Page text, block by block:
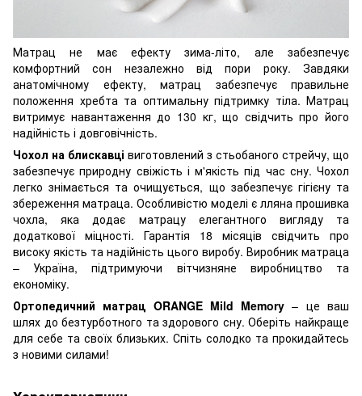
Матрац не має ефекту зима-літо, але забезпечує
комфортний сон незалежно від пори року. Завдяки
анатомічному ефекту, матрац забезпечує правильне
положення хребта та оптимальну підтримку тіла. Матрац
витримує навантаження до 130 кг, що свідчить про його
надійність і довговічність.
Чохол на блискавці виготовлений з стьобаного стрейчу, що
забезпечує природну свіжість і м'якість під час сну. Чохол
легко знімається та очищується, що забезпечує гігієну та
збереження матраца. Особливістю моделі є лляна прошивка
чохла, яка додає матрацу елегантного вигляду та
додаткової міцності. Гарантія 18 місяців свідчить про
високу якість та надійність цього виробу. Виробник матраца
– Україна, підтримуючи вітчизняне виробництво та
економіку.
Ортопедичний матрац ORANGE Mild Memory – це ваш
шлях до безтурботного та здорового сну. Оберіть найкраще
для себе та своїх близьких. Спіть солодко та прокидайтесь
з новими силами!